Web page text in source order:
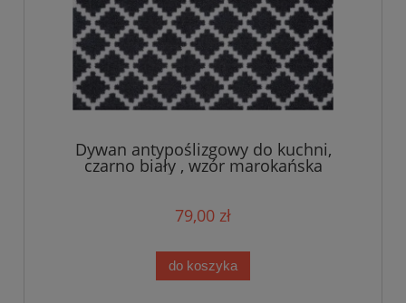
Dywan antypoślizgowy do kuchni,
czarno biały , wzór marokańska
koniczyna 50x150cm
79,00 zł
do koszyka